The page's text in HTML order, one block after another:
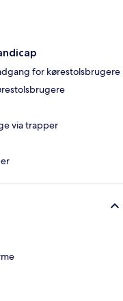
for kørestolsbrugere
via trapper